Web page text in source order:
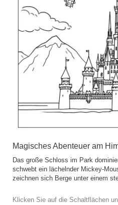
Magisches Abenteuer am
Das große Schloss im Park
schwebt ein lächelnder Mickey-
zeichnen sich Berge unter einem
Klicken Sie auf die Schaltflächen